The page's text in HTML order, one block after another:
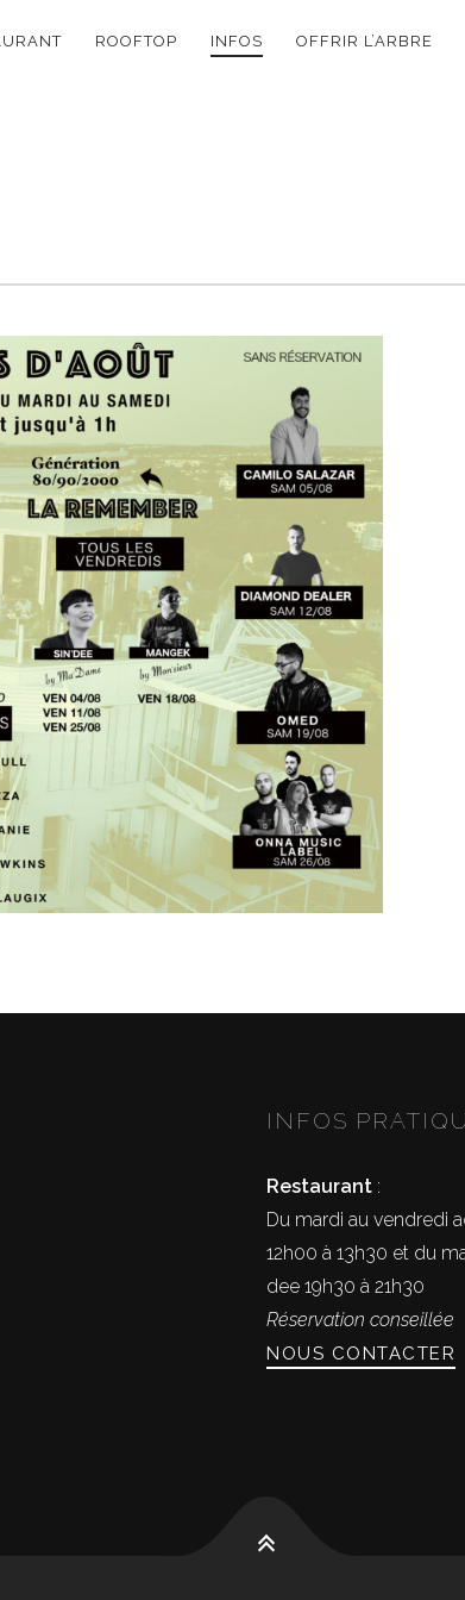
ROOFTOP INFOS OFFRIR L’ARBRE
INFOS
Restaurant :
Du mardi au vendredi
12h00 à 13h30 et du
dee 19h30 à 21h30
Réservation conseillée
NOUS CONTACTER